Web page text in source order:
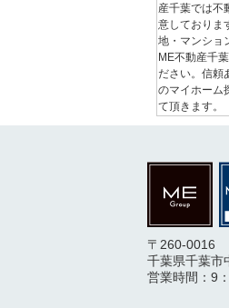
産千葉では不
意しており
地・マンショ
ME不動産千
ださい。信頼
のマイホーム
て頂きます。
〒260-0016
千葉県千葉市
営業時間：9